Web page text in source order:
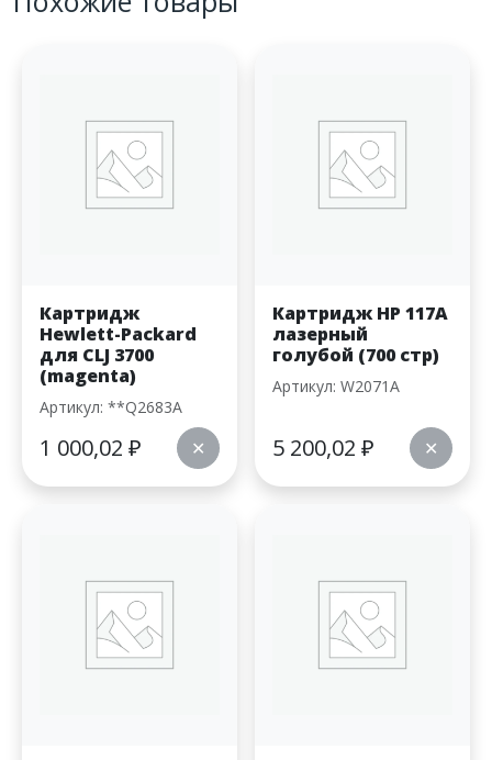
Картридж
Hewlett-Packard
для CLJ 3700
(magenta)
Артикул: **Q2683A
1 000,02 ₽ ✕
Картридж HP 117A
лазерный
голубой (700 стр)
Артикул: W2071A
5 200,02 ₽ ✕